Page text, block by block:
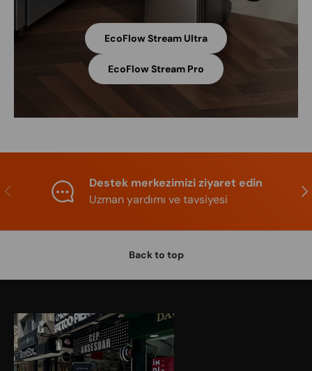
EcoFlow Stream Ultra
EcoFlow Stream Pro
Previous
Destek merkezimizi ziyaret edin
Uzman yardımı ve tavsiyesi
Back to top